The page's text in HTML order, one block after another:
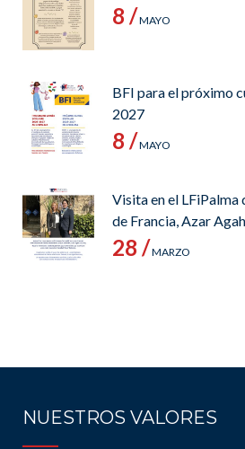
8 /MAYO
BFI para el próximo
2027
8 /MAYO
Visita en el LFiPalma
de Francia, Azar
28 /MARZO
NUESTROS VALORES